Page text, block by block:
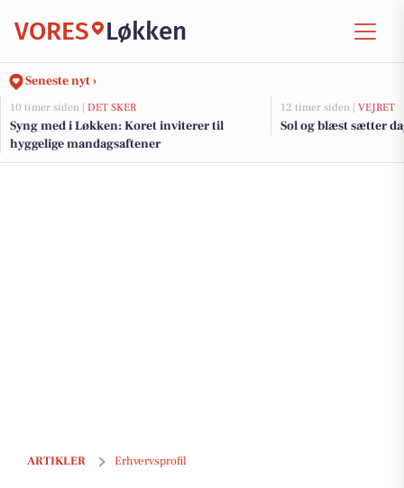
VORES Løkken
Seneste nyt ›
10 timer siden | DET SKER
Syng med i Løkken: Koret inviterer til
hyggelige mandagsaftener
12 timer siden | VEJRET
Sol og blæst sætter
ARTIKLER Erhvervsprofil
Café Carlton i Nørregade – stedet med den gode stemning